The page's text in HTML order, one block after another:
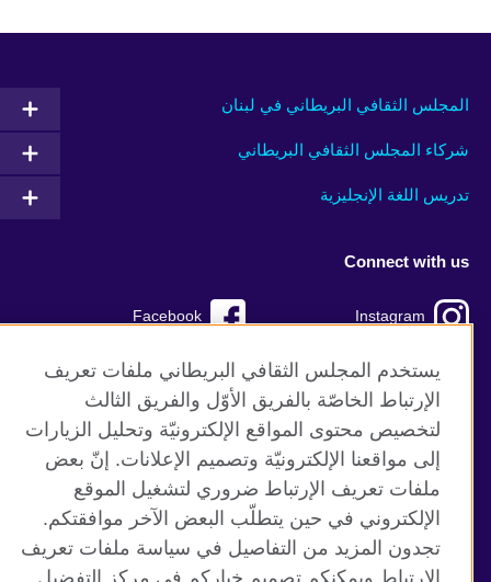
المجلس الثقافي البريطاني في لبنان
شركاء المجلس الثقافي البريطاني
تدريس اللغة الإنجليزية
Connect with us
Facebook Instagram
TikTok Twitter
Youtube
موقع المجلس الثقافي البريطاني العالمي
الخصوصية وشروط الاستخدام
يستخدم المجلس الثقافي البريطاني ملفات تعريف
الإرتباط الخاصّة بالفريق الأوّل والفريق الثالث
لتخصيص محتوى المواقع الإلكترونيّة وتحليل الزيارات
إلى مواقعنا الإلكترونيّة وتصميم الإعلانات. إنّ بعض
ملفات تعريف الإرتباط ضروري لتشغيل الموقع
الإلكتروني في حين يتطلّب البعض الآخر موافقتكم.
تجدون المزيد من التفاصيل في سياسة ملفات تعريف
الإرتباط ويمكنكم تصميم خياركم في مركز التفضيل